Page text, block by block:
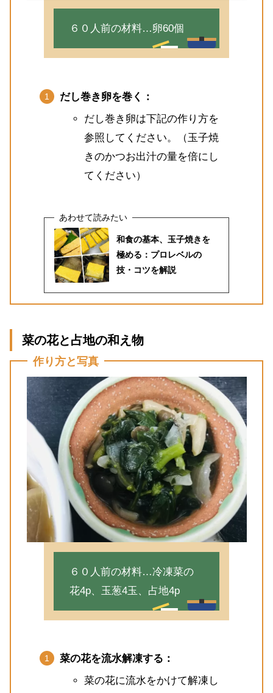
６０人前の材料…卵60個
だし巻き卵を巻く：
だし巻き卵は下記の作り方を
参照してください。（玉子焼
きのかつお出汁の量を倍にし
てください）
和食の基本、玉子焼きを
極める：プロレベルの
技・コツを解説
菜の花と占地の和え物
作り方と写真
６０人前の材料…冷凍菜の
花4p、玉葱4玉、占地4p
菜の花を流水解凍する：
菜の花に流水をかけて解凍し